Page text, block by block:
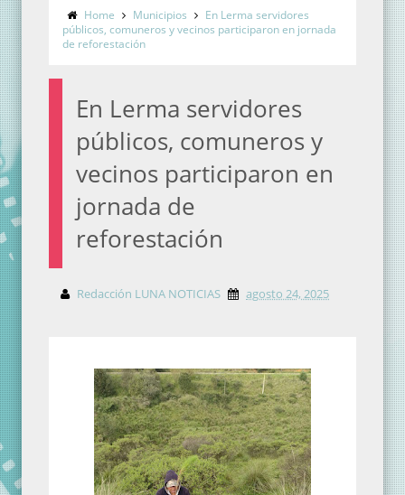
Home Municipios
En Lerma servidores
públicos, comuneros y vecinos participaron en jornada
de reforestación
En Lerma servidores
públicos, comuneros y
vecinos participaron en
jornada de
reforestación
Redacción LUNA NOTICIAS agosto 24, 2025